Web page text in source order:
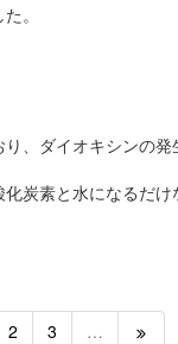
。
、ダイオキシンの
炭素と水になるだけ
2 3 …